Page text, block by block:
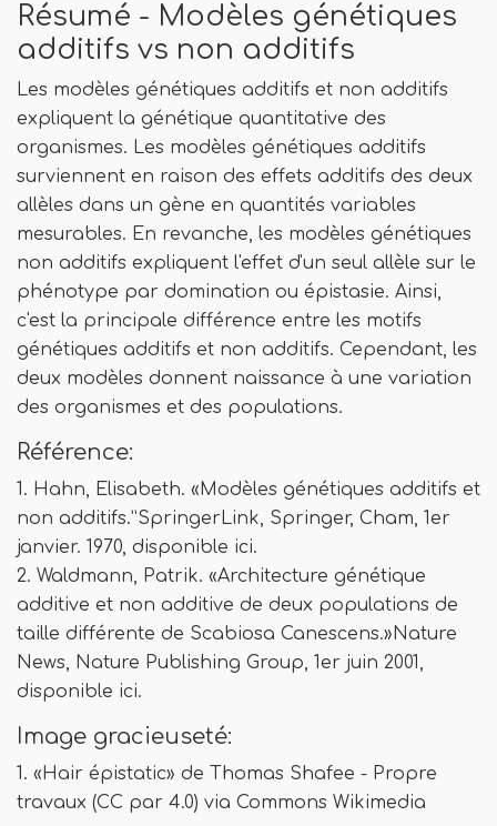
Résumé - Modèles génétiques
additifs vs non additifs
Les modèles génétiques additifs et non additifs
expliquent la génétique quantitative des
organismes. Les modèles génétiques additifs
surviennent en raison des effets additifs des deux
allèles dans un gène en quantités variables
mesurables. En revanche, les modèles génétiques
non additifs expliquent l'effet d'un seul allèle sur le
phénotype par domination ou épistasie. Ainsi,
c'est la principale différence entre les motifs
génétiques additifs et non additifs. Cependant, les
deux modèles donnent naissance à une variation
des organismes et des populations.
Référence:
1. Hahn, Elisabeth. «Modèles génétiques additifs et
non additifs.”SpringerLink, Springer, Cham, 1er
janvier. 1970, disponible ici.
2. Waldmann, Patrik. «Architecture génétique
additive et non additive de deux populations de
taille différente de Scabiosa Canescens.»Nature
News, Nature Publishing Group, 1er juin 2001,
disponible ici.
Image gracieuseté:
1. «Hair épistatic» de Thomas Shafee - Propre
travaux (CC par 4.0) via Commons Wikimedia